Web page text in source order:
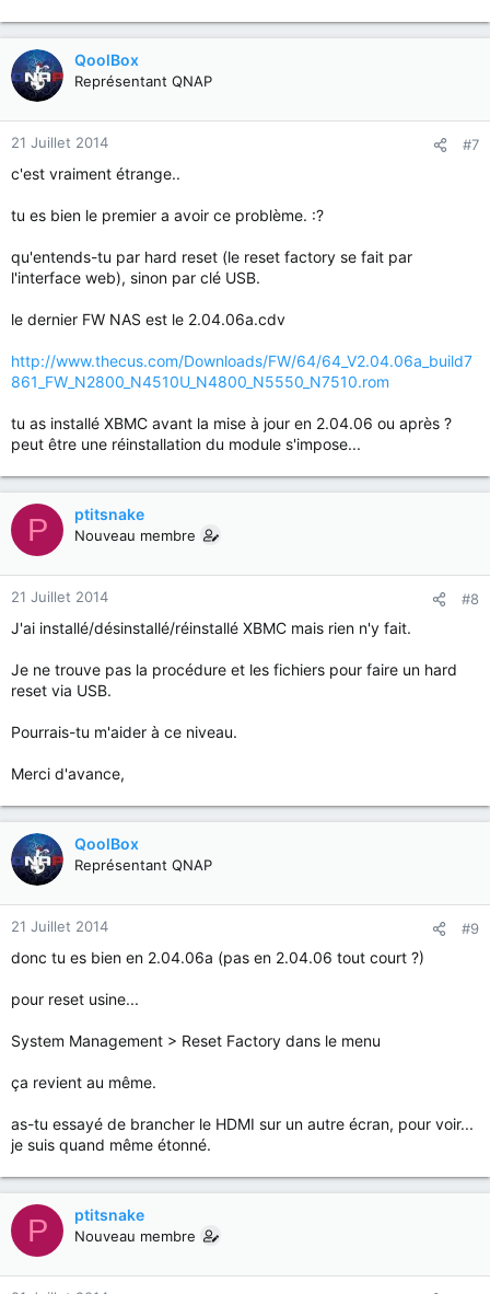
QoolBox
Représentant QNAP
21 Juillet 2014 #7
c'est vraiment étrange..
tu es bien le premier a avoir ce problème. :?
qu'entends-tu par hard reset (le reset factory se fait par
l'interface web), sinon par clé USB.
le dernier FW NAS est le 2.04.06a.cdv
http://www.thecus.com/Downloads/FW/64/64_V2.04.06a_build7
861_FW_N2800_N4510U_N4800_N5550_N7510.rom
tu as installé XBMC avant la mise à jour en 2.04.06 ou après ?
peut être une réinstallation du module s'impose...
P ptitsnake
Nouveau membre
21 Juillet 2014 #8
J'ai installé/désinstallé/réinstallé XBMC mais rien n'y fait.
Je ne trouve pas la procédure et les fichiers pour faire un hard
reset via USB.
Pourrais-tu m'aider à ce niveau.
Merci d'avance,
QoolBox
Représentant QNAP
21 Juillet 2014 #9
donc tu es bien en 2.04.06a (pas en 2.04.06 tout court ?)
pour reset usine...
System Management > Reset Factory dans le menu
ça revient au même.
as-tu essayé de brancher le HDMI sur un autre écran, pour voir...
je suis quand même étonné.
P ptitsnake
Nouveau membre